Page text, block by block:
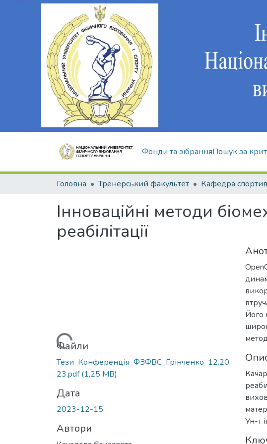
Фонди та зібранняПошук за
Головна Тренерський факультет Кафедра
Інноваційні методи
реабілітації
Вантажиться...Файли
Тези_Конференція_ФЗФВС_Грінченко_12.20
23.pdf(1,25 MB)
Дата
2023-12-15
Автори
Його
Ун-т